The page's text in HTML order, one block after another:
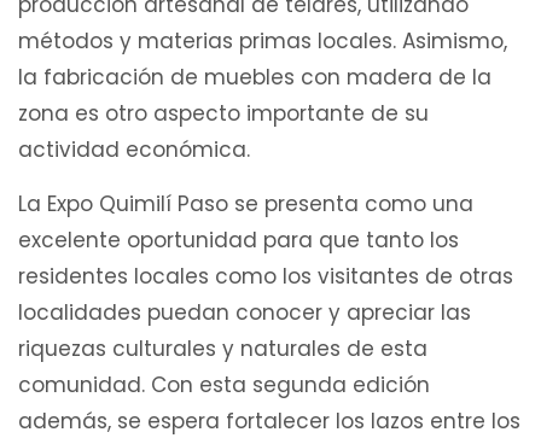
métodos y materias primas locales. Asimismo,
la fabricación de muebles con madera de la
zona es otro aspecto importante de su
actividad económica.
La Expo Quimilí Paso se presenta como una
excelente oportunidad para que tanto los
residentes locales como los visitantes de otras
localidades puedan conocer y apreciar las
riquezas culturales y naturales de esta
comunidad. Con esta segunda edición
además, se espera fortalecer los lazos entre los